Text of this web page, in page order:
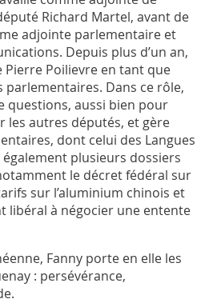
Richard Martel, avant de
adjointe parlementaire et
Depuis plus d’un an,
Poilievre en tant que
parlementaires. Dans ce rôle,
questions, aussi bien pour
les autres députés, et gère
dont celui des Langues
plusieurs dossiers
le décret fédéral sur
sur l’aluminium chinois et
libéral à négocier une entente
Fanny porte en elle les
: persévérance,